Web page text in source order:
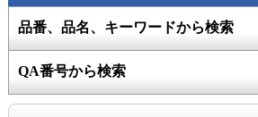
品番、品名、キーワードから検索
QA番号から検索